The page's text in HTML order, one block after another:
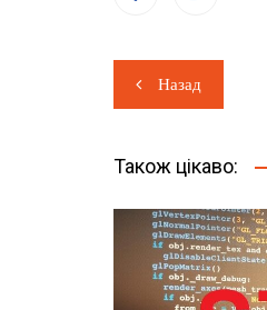
Навігація
записів
Назад
Також цікаво: